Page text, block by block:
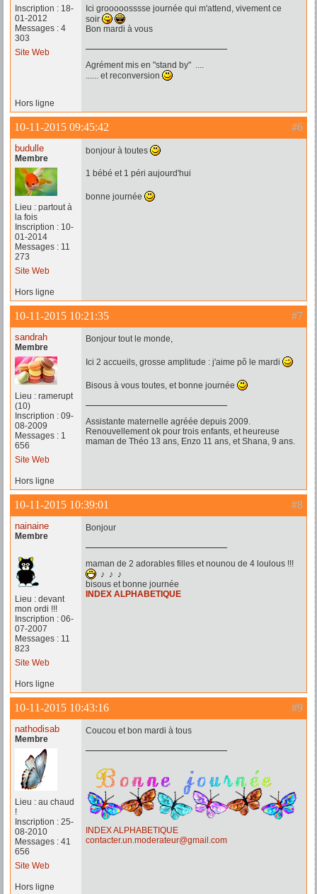
Inscription : 18-
01-2012
Messages : 4
303
Site Web
Ici grooooosssse journée qui m'attend, vivement ce
soir
Bon mardi à vous
Agrément mis en "stand by" ....
...... et reconversion
Hors ligne
#6
10-11-2015 09:45:42
budulle
Membre
Lieu : partout à
la fois
Inscription : 10-
01-2014
Messages : 11
273
Site Web
bonjour à toutes
1 bébé et 1 péri aujourd'hui
bonne journée
Hors ligne
#7
10-11-2015 10:21:35
sandrah
Membre
Lieu : ramerupt
(10)
Inscription : 09-
08-2009
Messages : 1
656
Site Web
Bonjour tout le monde,
Ici 2 accueils, grosse amplitude : j'aime pô le mardi
Bisous à vous toutes, et bonne journée
Assistante maternelle agréée depuis 2009.
Renouvellement ok pour trois enfants, et heureuse
maman de Théo 13 ans, Enzo 11 ans, et Shana, 9 ans.
Hors ligne
#8
10-11-2015 10:39:01
nainaine
Membre
Lieu : devant
mon ordi !!!
Inscription : 06-
07-2007
Messages : 11
823
Site Web
Bonjour
maman de 2 adorables filles et nounou de 4 loulous !!!
♪ ♪ ♪
bisous et bonne journée
INDEX ALPHABETIQUE
Hors ligne
#9
10-11-2015 10:43:16
nathodisab
Membre
Lieu : au chaud
!
Inscription : 25-
08-2010
Messages : 41
656
Site Web
Coucou et bon mardi à tous
INDEX ALPHABETIQUE
contacter.un.moderateur@gmail.com
Hors ligne